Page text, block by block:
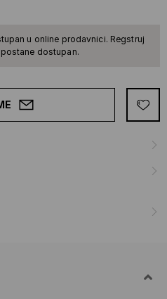
u online prodavnici. Regstruj
dostupan.